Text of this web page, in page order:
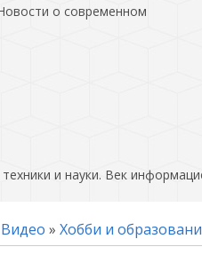
о современном
и науки. Век
Видео » Хобби и